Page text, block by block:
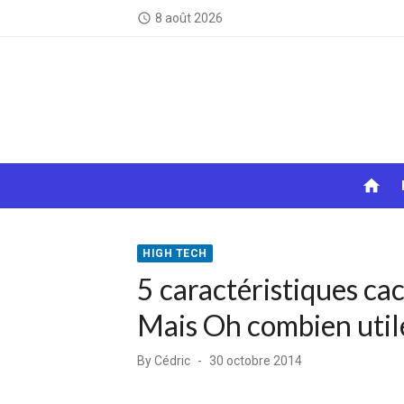
access_time 8 août 2026
home
HIGH TECH
5 caractéristiques
Mais Oh combien
ByCédric
Posted
30 octobre 2014